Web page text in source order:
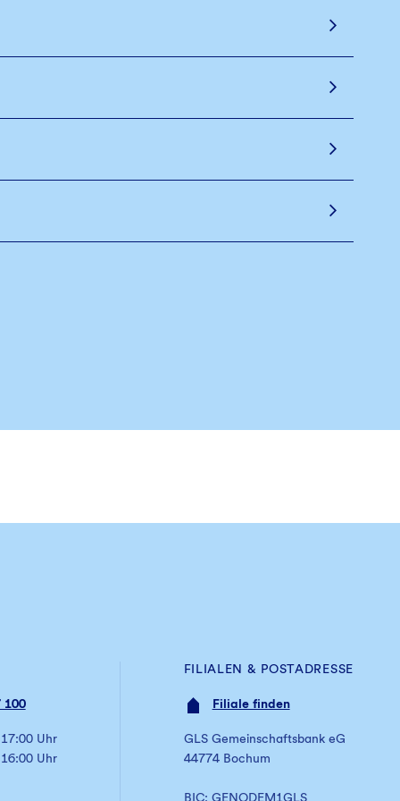
100
Uhr
Uhr
FILIALEN & POSTADRESSE
Filiale finden
GLS Gemeinschaftsbank eG
44774 Bochum
BIC: GENODEM1GLS